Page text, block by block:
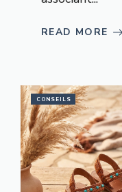
READ MORE
CONSEILS